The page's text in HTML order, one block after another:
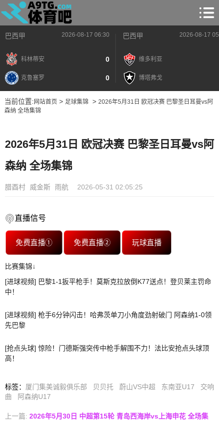
巴西甲 2026-08-17 06:30
科林蒂安 0
克鲁塞罗 0
巴西甲 2026-08-17
维多利亚
博塔弗戈
当前位置: 网站首页> 足球集锦> 2026年5月31日 欧冠决赛 巴黎圣日耳曼vs阿
森纳 全场集锦
2026年5月31日 欧冠决赛 巴黎圣日耳曼vs阿
森纳 全场集锦
腊酉村 威金斯 雨航 2026-05-31 02:05:25
直播信号
免费直播① 免费直播② 玩球直播
比赛集锦↓
[进球视频] 巴黎1-1扳平枪手！莫斯克拉放倒K77送点！登贝莱主罚命
中！
[进球视频] 枪手6分钟闪击！哈弗茨单刀小角度劲射破门 阿森纳1-0领
先巴黎
[抢点头球] 惊险！门德斯强突传中枪手解围不力！法比安抢点头球顶
高！
标签： 厦门集美诚毅俱乐部 贝贝托 蔚山VS中超 东南亚U17
交响
曲
阿森纳U17
上一篇: 2026年5月30日 中超第15轮 青岛西海岸vs上海申花 全场集